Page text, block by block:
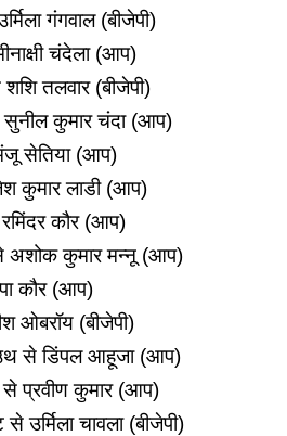
गंगवाल (बीजेपी)
चंदेला (आप)
शशि तलवार (बीजेपी)
सुनील कुमार चंदा (आप)
सेतिया (आप)
कुमार लाडी (आप)
कौर (आप)
अशोक कुमार मन्नू (आप)
कौर (आप)
ओबरॉय (बीजेपी)
से डिंपल आहूजा (आप)
से प्रवीण कुमार (आप)
उर्मिला चावला (बीजेपी)